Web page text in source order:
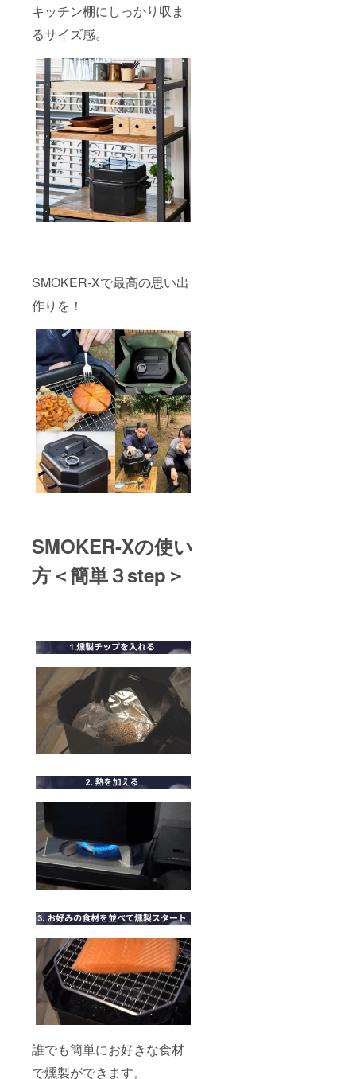
キッチン棚にしっかり収ま
るサイズ感。
SMOKER-Xで最高の思い出
作りを！
SMOKER-Xの使い
方＜簡単３step＞
誰でも簡単にお好きな食材
で燻製ができます。